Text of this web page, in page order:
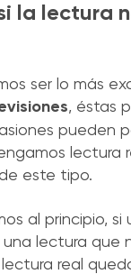
la lectura
ser lo más
, éstas
pueden
lectura
este tipo.
al principio, si
lectura que
real